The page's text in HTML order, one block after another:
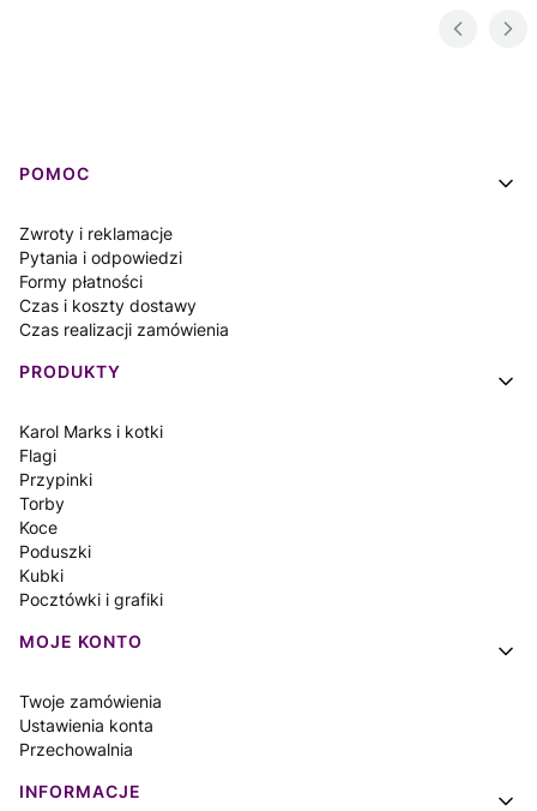
Linki w stopce
POMOC
Zwroty i reklamacje
Pytania i odpowiedzi
Formy płatności
Czas i koszty dostawy
Czas realizacji zamówienia
PRODUKTY
Karol Marks i kotki
Flagi
Przypinki
Torby
Koce
Poduszki
Kubki
Pocztówki i grafiki
MOJE KONTO
Twoje zamówienia
Ustawienia konta
Przechowalnia
INFORMACJE